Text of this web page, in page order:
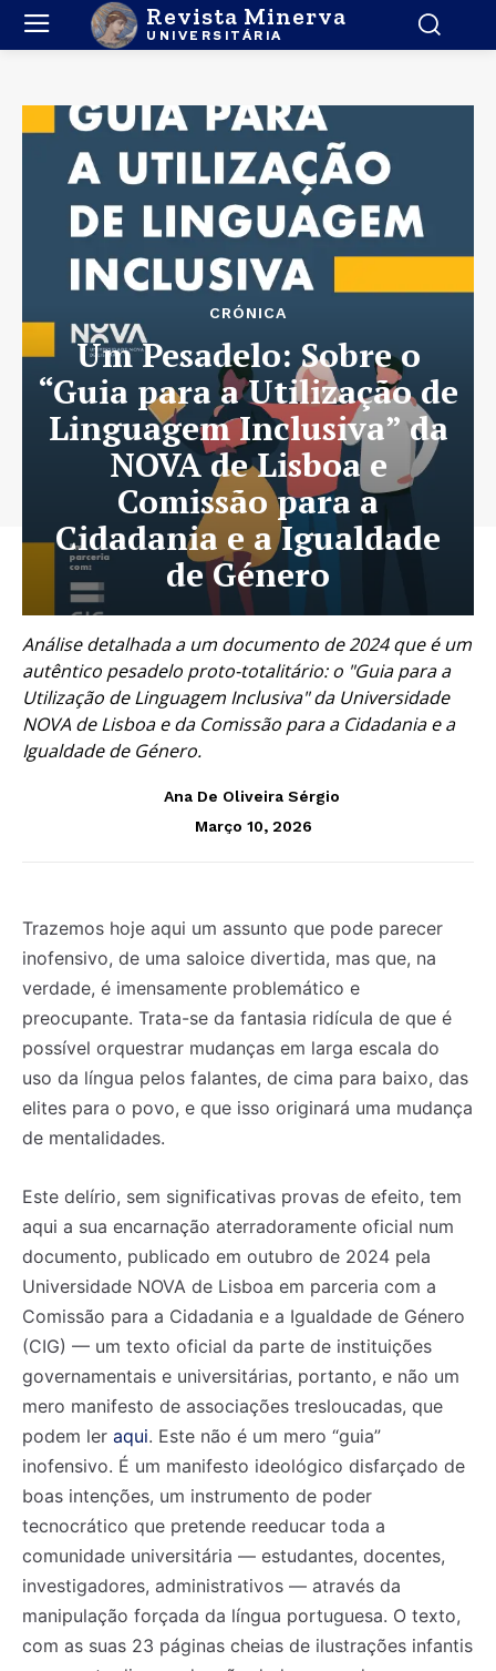
Revista Minerva
UNIVERSITÁRIA
CRÓNICA
Um Pesadelo: Sobre o
“Guia para a Utilização de
Linguagem Inclusiva” da
NOVA de Lisboa e
Comissão para a
Cidadania e a Igualdade
de Género
Análise detalhada a um documento de 2024 que é um
autêntico pesadelo proto-totalitário: o "Guia para a
Utilização de Linguagem Inclusiva" da Universidade
NOVA de Lisboa e da Comissão para a Cidadania e a
Igualdade de Género.
Ana De Oliveira Sérgio
Março 10, 2026
Trazemos hoje aqui um assunto que pode parecer
inofensivo, de uma saloice divertida, mas que, na
verdade, é imensamente problemático e
preocupante. Trata-se da fantasia ridícula de que é
possível orquestrar mudanças em larga escala do
uso da língua pelos falantes, de cima para baixo, das
elites para o povo, e que isso originará uma mudança
de mentalidades.
Este delírio, sem significativas provas de efeito, tem
aqui a sua encarnação aterradoramente oficial num
documento, publicado em outubro de 2024 pela
Universidade NOVA de Lisboa em parceria com a
Comissão para a Cidadania e a Igualdade de Género
(CIG) — um texto oficial da parte de instituições
governamentais e universitárias, portanto, e não um
mero manifesto de associações tresloucadas, que
podem ler aqui. Este não é um mero “guia”
inofensivo. É um manifesto ideológico disfarçado de
boas intenções, um instrumento de poder
tecnocrático que pretende reeducar toda a
comunidade universitária — estudantes, docentes,
investigadores, administrativos — através da
manipulação forçada da língua portuguesa. O texto,
com as suas 23 páginas cheias de ilustrações infantis